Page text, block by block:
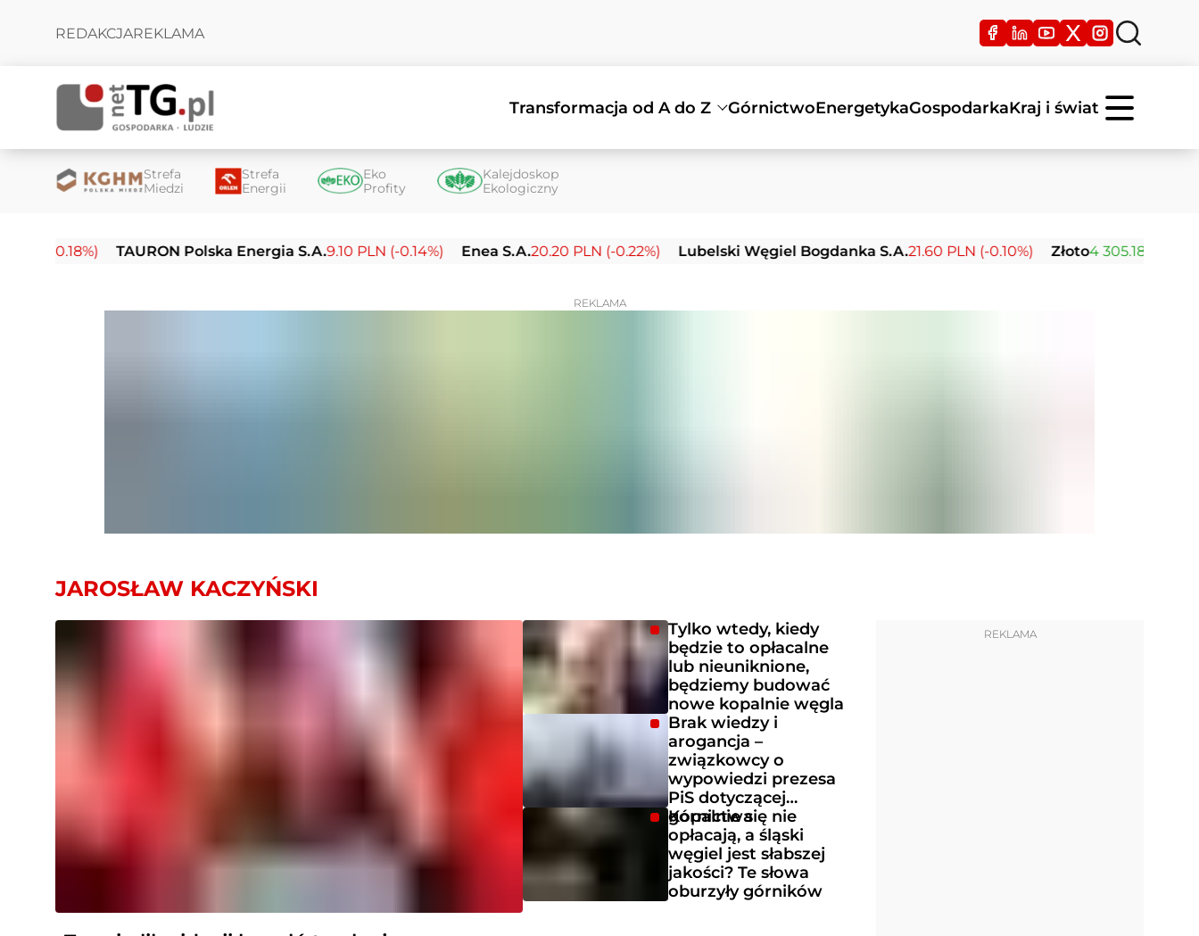
REDAKCJAREKLAMA
Transformacja od A do Z GórnictwoEnergetykaGospodarkaKraj i świat
Strefa
Miedzi
Strefa
Energii
Eko
Profity
Kalejdoskop
Ekologiczny
TAURON Polska Energia S.A.9.10 PLN (-0.14%) Enea S.A.20.20 PLN (-0.22%) Lubelski Węgiel Bogdanka S.A.21.60 PLN (-0.10%) Złoto 4 305.18 USD (+1.53%)
REKLAMA
JAROSŁAW KACZYŃSKI
Tylko wtedy, kiedy
będzie to opłacalne
lub nieuniknione,
będziemy budować
nowe kopalnie węgla
Brak wiedzy i
arogancja –
związkowcy o
wypowiedzi prezesa
PiS dotyczącej
górnictwa
Kopalnie się nie
opłacają, a śląski
węgiel jest słabszej
jakości? Te słowa
oburzyły górników
REKLAMA